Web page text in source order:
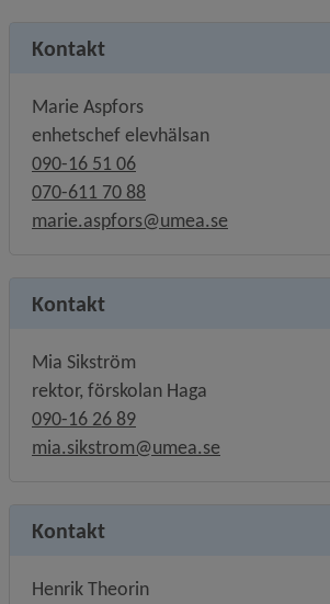
Kontakt
Marie Aspfors
enhetschef elevhälsan
090-16 51 06
070-611 70 88
marie.aspfors@umea.se
Kontakt
Mia Sikström
rektor, förskolan Haga
090-16 26 89
mia.sikstrom@umea.se
Kontakt
Henrik Theorin